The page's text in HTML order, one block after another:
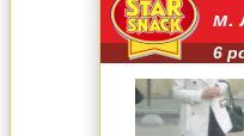
м.
6